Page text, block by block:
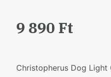
9 890 Ft
Christopherus Dog Light